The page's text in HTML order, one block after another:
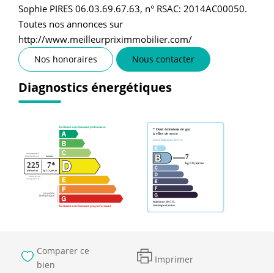
Sophie PIRES 06.03.69.67.63, n° RSAC: 2014AC00050.
Toutes nos annonces sur
http://www.meilleurpriximmobilier.com/
Nos honoraires Nous contacter
Diagnostics énergétiques
Comparer ce
bien
Imprimer